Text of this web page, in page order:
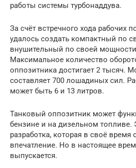
работы системы турбонаддува.
За счёт встречного хода рабочих
удалось создать компактный по
внушительный по своей мощности
Максимальное количество
оппозитника достигает 2 тысяч.
составляет 700 лошадиных сил.
может быть 6 и 13 литров.
Танковый оппозитник может
бензине и на дизельном топливе.
разработка, которая в своё время
впечатление. Но в настоящее
выпускается.